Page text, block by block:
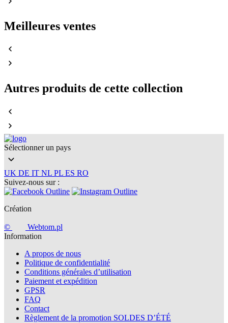
Meilleures ventes
Autres produits de cette collection
Sélectionner un pays
UK DE IT NL PL ES RO
Suivez-nous sur :
Création
©
Webtom.pl
Information
A propos de nous
Politique de confidentialité
Conditions générales d’utilisation
Paiement et expédition
GPSR
FAQ
Contact
Règlement de la promotion SOLDES D’ÉTÉ